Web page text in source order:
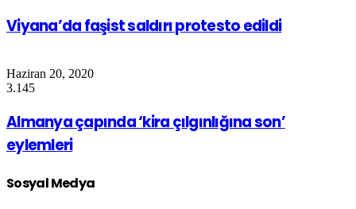
Viyana’da faşist saldırı protesto edildi
Haziran 20, 2020
3.145
Almanya çapında ‘kira çılgınlığına son’
eylemleri
Sosyal Medya